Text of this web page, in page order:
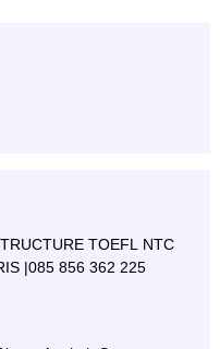
TOEFL NTC
|085 856 362 225